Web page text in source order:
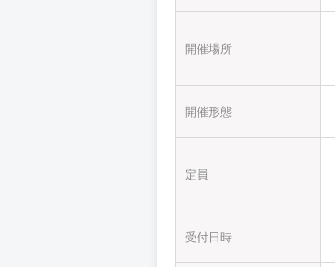
開催場所
開催形態
定員
受付日時